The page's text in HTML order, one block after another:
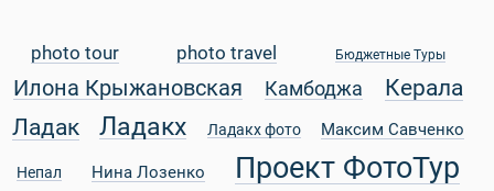
photo tour photo travel Бюджетные Туры
Илона Крыжановская Камбоджа
Керала
Ладак
Ладакх Ладакх фото Максим Савченко
Непал Нина Лозенко Проект ФотоТур